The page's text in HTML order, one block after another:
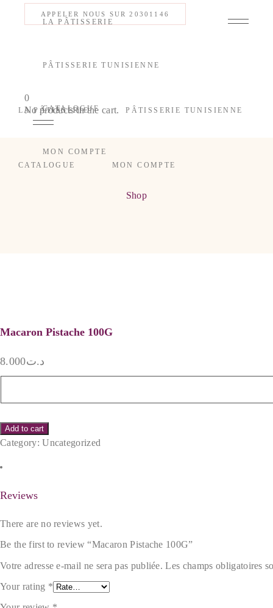
APPELER NOUS SUR 20301146
0
No products in the cart.
LA PÂTISSERIE PÂTISSERIE TUNISIENNE
CATALOGUE MON COMPTE
LA PÂTISSERIE
PÂTISSERIE TUNISIENNE
CATALOGUE
MON COMPTE
Shop
Macaron Pistache 100G
د.ت8.000
quantity
Add to cart
Category:Uncategorized
Reviews
There are no reviews yet.
Be the first to review “Macaron Pistache 100G”
Votre adresse e-mail ne sera pas publiée. Les champs obligatoires
Your rating *